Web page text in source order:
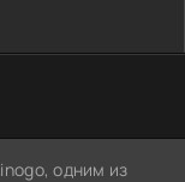
одним из